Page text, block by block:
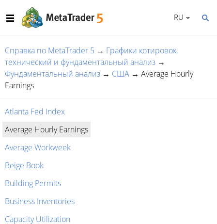
RU
Справка по MetaTrader 5 → Графики котировок,
технический и фундаментальный анализ →
Фундаментальный анализ → США → Average Hourly
Earnings
Atlanta Fed Index
Average Hourly Earnings
Average Workweek
Beige Book
Building Permits
Business Inventories
Capacity Utilization